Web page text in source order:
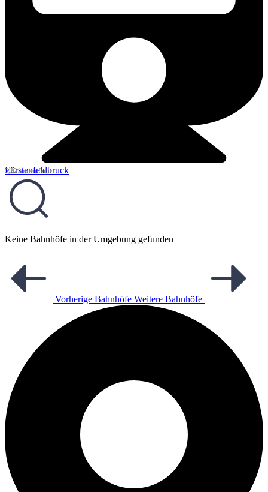
Fürstenfeldbruck
5,22 km entfernt
Keine Bahnhöfe in der Umgebung gefunden
Vorherige Bahnhöfe Weitere Bahnhöfe